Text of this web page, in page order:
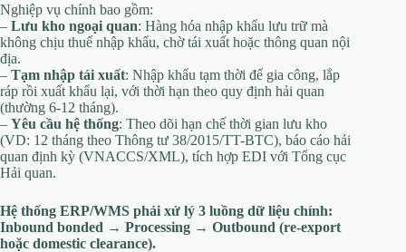
Nghiệp vụ chính bao gồm:
– Lưu kho ngoại quan: Hàng hóa nhập khẩu lưu trữ mà
không chịu thuế nhập khẩu, chờ tái xuất hoặc thông quan nội
địa.
– Tạm nhập tái xuất: Nhập khẩu tạm thời để gia công, lắp
ráp rồi xuất khẩu lại, với thời hạn theo quy định hải quan
(thường 6-12 tháng).
– Yêu cầu hệ thống: Theo dõi hạn chế thời gian lưu kho
(VD: 12 tháng theo Thông tư 38/2015/TT-BTC), báo cáo hải
quan định kỳ (VNACCS/XML), tích hợp EDI với Tổng cục
Hải quan.
Hệ thống ERP/WMS phải xử lý 3 luồng dữ liệu chính:
Inbound bonded → Processing → Outbound (re-export
hoặc domestic clearance).